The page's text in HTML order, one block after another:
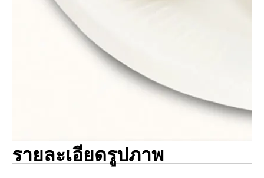
รายละเอียดรูปภาพ